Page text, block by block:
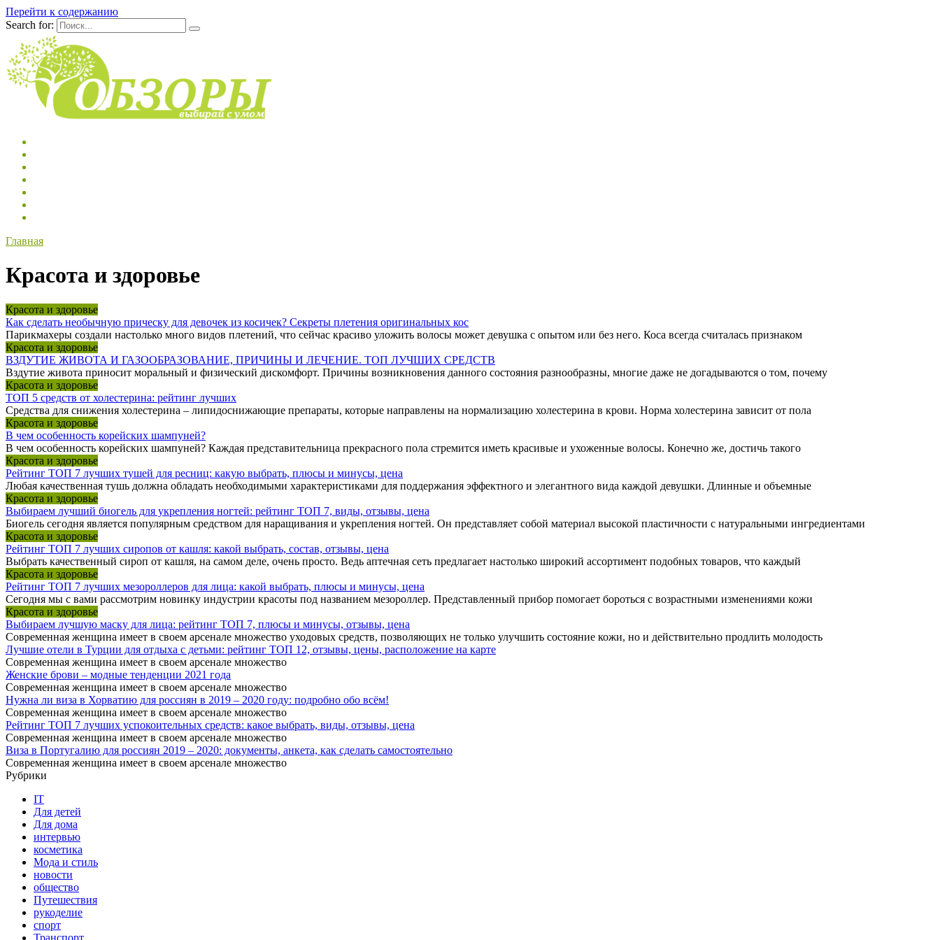
Перейти к содержанию
Search for:
Главная
Красота и здоровье
Красота и здоровье
Как сделать необычную прическу для девочек из косичек? Секреты плетения оригинальных кос
Парикмахеры создали настолько много видов плетений, что сейчас красиво уложить волосы может девушка с опытом или без него. Коса всегда считалась признаком
Красота и здоровье
ВЗДУТИЕ ЖИВОТА И ГАЗООБРАЗОВАНИЕ, ПРИЧИНЫ И ЛЕЧЕНИЕ. ТОП ЛУЧШИХ СРЕДСТВ
Вздутие живота приносит моральный и физический дискомфорт. Причины возникновения данного состояния разнообразны, многие даже не догадываются о том, почему
Красота и здоровье
ТОП 5 средств от холестерина: рейтинг лучших
Средства для снижения холестерина – липидоснижающие препараты, которые направлены на нормализацию холестерина в крови. Норма холестерина зависит от пола
Красота и здоровье
В чем особенность корейских шампуней?
В чем особенность корейских шампуней? Каждая представительница прекрасного пола стремится иметь красивые и ухоженные волосы. Конечно же, достичь такого
Красота и здоровье
Рейтинг ТОП 7 лучших тушей для ресниц: какую выбрать, плюсы и минусы, цена
Любая качественная тушь должна обладать необходимыми характеристиками для поддержания эффектного и элегантного вида каждой девушки. Длинные и объемные
Красота и здоровье
Выбираем лучший биогель для укрепления ногтей: рейтинг ТОП 7, виды, отзывы, цена
Биогель сегодня является популярным средством для наращивания и укрепления ногтей. Он представляет собой материал высокой пластичности с натуральными ингредиентами
Красота и здоровье
Рейтинг ТОП 7 лучших сиропов от кашля: какой выбрать, состав, отзывы, цена
Выбрать качественный сироп от кашля, на самом деле, очень просто. Ведь аптечная сеть предлагает настолько широкий ассортимент подобных товаров, что каждый
Красота и здоровье
Рейтинг ТОП 7 лучших мезороллеров для лица: какой выбрать, плюсы и минусы, цена
Сегодня мы с вами рассмотрим новинку индустрии красоты под названием мезороллер. Представленный прибор помогает бороться с возрастными изменениями кожи
Красота и здоровье
Выбираем лучшую маску для лица: рейтинг ТОП 7, плюсы и минусы, отзывы, цена
Современная женщина имеет в своем арсенале множество уходовых средств, позволяющих не только улучшить состояние кожи, но и действительно продлить молодость
Лучшие отели в Турции для отдыха с детьми: рейтинг ТОП 12, отзывы, цены, расположение на карте
Современная женщина имеет в своем арсенале множество
Женские брови – модные тенденции 2021 года
Современная женщина имеет в своем арсенале множество
Нужна ли виза в Хорватию для россиян в 2019 – 2020 году: подробно обо всём!
Современная женщина имеет в своем арсенале множество
Рейтинг ТОП 7 лучших успокоительных средств: какое выбрать, виды, отзывы, цена
Современная женщина имеет в своем арсенале множество
Виза в Португалию для россиян 2019 – 2020: документы, анкета, как сделать самостоятельно
Современная женщина имеет в своем арсенале множество
Рубрики
IT
Для детей
Для дома
интервью
косметика
Мода и стиль
новости
общество
Путешествия
рукоделие
спорт
Транспорт